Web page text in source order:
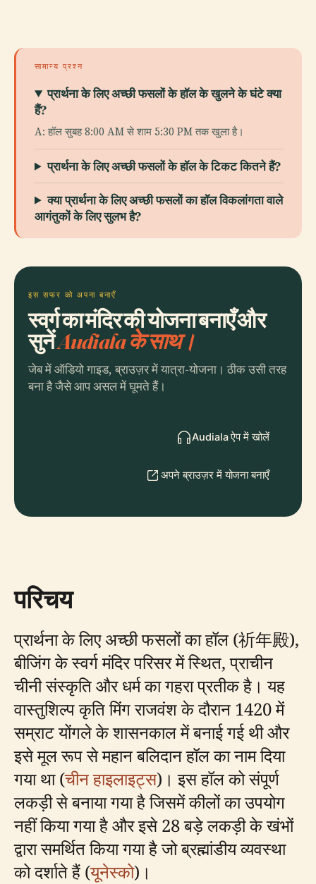
सामान्य प्रश्न
प्रार्थना के लिए अच्छी फसलों के हॉल के खुलने के घंटे क्या
हैं?
A: हॉल सुबह 8:00 AM से शाम 5:30 PM तक खुला है।
प्रार्थना के लिए अच्छी फसलों के हॉल के टिकट कितने हैं?
क्या प्रार्थना के लिए अच्छी फसलों का हॉल विकलांगता वाले
आगंतुकों के लिए सुलभ है?
इस सफर को अपना बनाएँ
स्वर्ग का मंदिर की योजना बनाएँ और
सुनेंAudiala के साथ।
जेब में ऑडियो गाइड, ब्राउज़र में यात्रा-योजना। ठीक उसी तरह
बना है जैसे आप असल में घूमते हैं।
Audiala ऐप में खोलें
अपने ब्राउज़र में योजना बनाएँ
परिचय
प्रार्थना के लिए अच्छी फसलों का हॉल (祈年殿),
बीजिंग के स्वर्ग मंदिर परिसर में स्थित, प्राचीन
चीनी संस्कृति और धर्म का गहरा प्रतीक है। यह
वास्तुशिल्प कृति मिंग राजवंश के दौरान 1420 में
सम्राट योंगले के शासनकाल में बनाई गई थी और
इसे मूल रूप से महान बलिदान हॉल का नाम दिया
गया था (चीन हाइलाइट्स)। इस हॉल को संपूर्ण
लकड़ी से बनाया गया है जिसमें कीलों का उपयोग
नहीं किया गया है और इसे 28 बड़े लकड़ी के खंभों
द्वारा समर्थित किया गया है जो ब्रह्मांडीय व्यवस्था
को दर्शाते हैं (यूनेस्को)।